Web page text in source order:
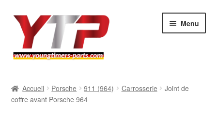
Aller
navigation
Aller
contenu
Menu
BMW
Accueil Porsche 911 (964) Carrosserie
Joint de
coffre avant Porsche 964